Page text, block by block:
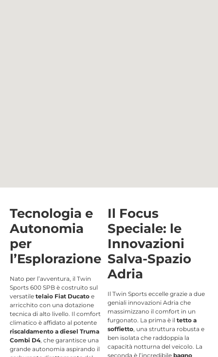
Tecnologia e
Autonomia
per
l’Esplorazione
Nato per l’avventura, il Twin
Sports 600 SPB è costruito sul
versatile telaio Fiat Ducato e
arricchito con una dotazione
tecnica di alto livello. Il comfort
climatico è affidato al potente
riscaldamento a diesel Truma
Combi D4, che garantisce una
grande autonomia aspirando il
Il Focus
Speciale: le
Innovazioni
Salva-Spazio
Adria
Il Twin Sports eccelle grazie a due
geniali innovazioni Adria che
massimizzano il comfort in un
furgonato. La prima è il tetto a
soffietto, una struttura robusta e
ben isolata che raddoppia la
capacità notturna del veicolo. La
seconda è l’incredibile bagno